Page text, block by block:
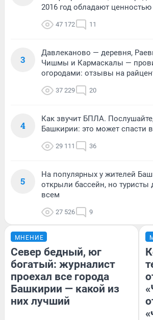
2016 год обладают ценностью
47 172 11
3
Давлеканово — деревня,
Чишмы и Кармаскалы —
огородами: отзывы на
37 229 20
4
Как звучит БПЛА.
Башкирии: это может спасти
29 111 36
5
На популярных у жителей
открыли бассейн, но
всем
27 526 9
МНЕНИЕ
Север бедный, юг
богатый: журналист
проехал все города
Башкирии — какой из
них лучший